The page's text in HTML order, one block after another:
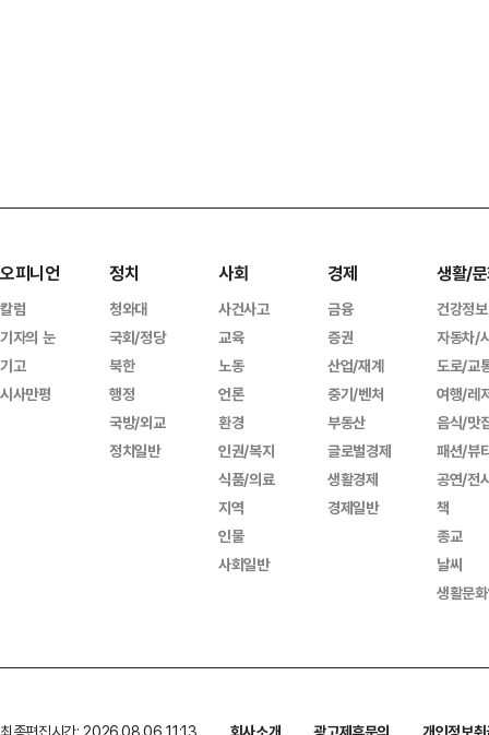
오피니언
칼럼
기자의 눈
기고
시사만평
정치
청와대
국회/정당
북한
행정
국방/외교
정치일반
사회
사건사고
교육
노동
언론
환경
인권/복지
식품/의료
지역
인물
사회일반
경제
금융
증권
산업/재계
중기/벤처
부동산
글로벌경제
생활경제
경제일반
생활/
건강정보
자동차/
도로/교
여행/레
음식/맛
패션/뷰
공연/전
책
종교
날씨
생활문